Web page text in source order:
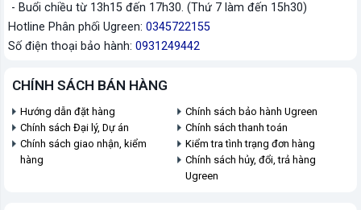
- Buổi chiều từ 13h15 đến 17h30. (Thứ 7 làm đến 15h30)
Hotline Phân phối Ugreen: 0345722155
Số điện thoại bảo hành: 0931249442
CHÍNH SÁCH BÁN HÀNG
Hướng dẫn đặt hàng
Chính sách bảo hành Ugreen
Chính sách Đại lý, Dự án
Chính sách thanh toán
Chính sách giao nhận, kiểm
hàng
Kiểm tra tình trạng đơn hàng
Chính sách hủy, đổi, trả hàng
Ugreen